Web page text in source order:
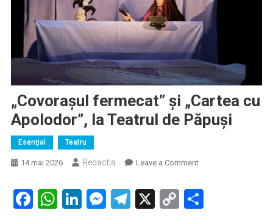
„Covorașul fermecat” și „Cartea cu
Apolodor”, la Teatrul de Păpuși
Esenţial Teatru
14 mai 2026 Redactia Leave a Commenton
fermecat”
și
Facebook
WhatsApp
LinkedIn
Messenger
Telegram
X Copy